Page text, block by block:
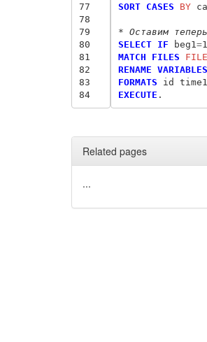
77
78
79
80
81
82
83
84
SORT CASES BY
* Оставим
SELECT IF beg1 =
MATCH FILES FILE
RENAME VARIABLES
FORMATS
EXECUTE
Related pages
...